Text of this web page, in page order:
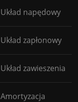
Układ napędowy
Układ zapłonowy
Układ zawieszenia
Amortyzacja